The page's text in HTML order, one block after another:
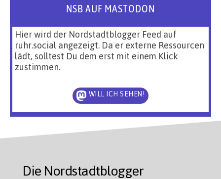
NSB AUF MASTODON
Hier wird der Nordstadtblogger Feed auf
ruhr.social angezeigt. Da er externe Ressourcen
lädt, solltest Du dem erst mit einem Klick
zustimmen.
WILL ICH SEHEN!
Die Nordstadtblogger